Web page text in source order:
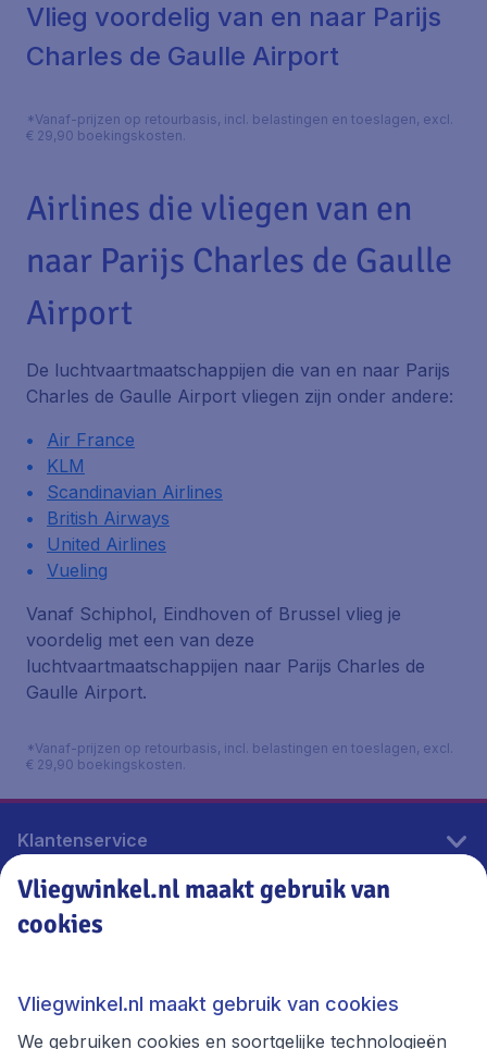
Vlieg voordelig van en naar Parijs
Charles de Gaulle Airport
*Vanaf-prijzen op retourbasis, incl. belastingen en toeslagen, excl.
€ 29,90 boekingskosten.
Airlines die vliegen van en
naar Parijs Charles de Gaulle
Airport
De luchtvaartmaatschappijen die van en naar Parijs
Charles de Gaulle Airport vliegen zijn onder andere:
Air France
KLM
Scandinavian Airlines
British Airways
United Airlines
Vueling
Vanaf Schiphol, Eindhoven of Brussel vlieg je
voordelig met een van deze
luchtvaartmaatschappijen naar Parijs Charles de
Gaulle Airport.
*Vanaf-prijzen op retourbasis, incl. belastingen en toeslagen, excl.
€ 29,90 boekingskosten.
Klantenservice
Vliegwinkel.nl
Thema's
Vliegwinkel.nl maakt gebruik van
cookies
Vliegwinkel.nl maakt gebruik van cookies
We gebruiken cookies en soortgelijke technologieën